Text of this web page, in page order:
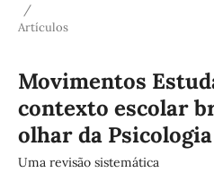
/
Artículos
Movimentos
contexto escolar
olhar da
Uma revisão sistemática